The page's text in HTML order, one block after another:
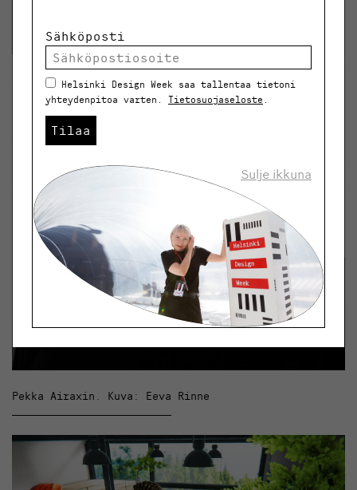
Pekka Airaxin. Kuva: Eeva Rinne
Sähköposti
Helsinki Design Week saa tallentaa tietoni
yhteydenpitoa varten. Tietosuojaseloste
Tilaa
Sulje ikkuna